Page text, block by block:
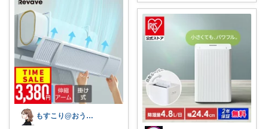
もすこり@おうち満喫＆外出頑張る